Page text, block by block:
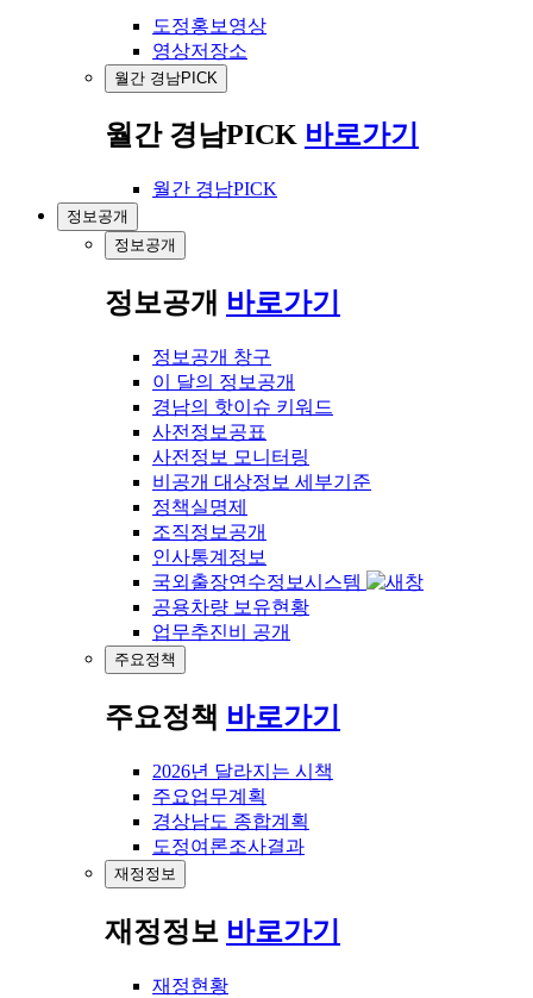
도정홍보영상
영상저장소
월간 경남PICK
월간 경남PICK 바로가기
월간 경남PICK
정보공개
정보공개
정보공개 바로가기
정보공개 창구
이 달의 정보공개
경남의 핫이슈 키워드
사전정보공표
사전정보 모니터링
비공개 대상정보 세부기준
정책실명제
조직정보공개
인사통계정보
국외출장연수정보시스템
공용차량 보유현황
업무추진비 공개
주요정책
주요정책 바로가기
2026년 달라지는 시책
주요업무계획
경상남도 종합계획
도정여론조사결과
재정정보
재정정보 바로가기
재정현황